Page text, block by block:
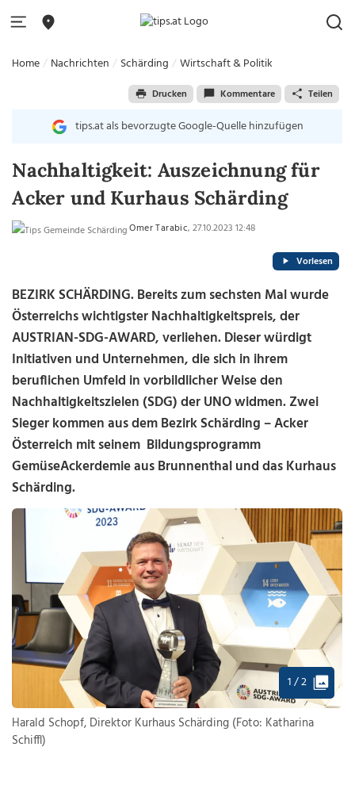
Home Nachrichten Schärding Wirtschaft & Politik
Drucken Kommentare Teilen
tips.at als bevorzugte Google-Quelle hinzufügen
Nachhaltigkeit: Auszeichnung für
Acker und Kurhaus Schärding
Omer Tarabic, 27.10.2023 12:48
Vorlesen
BEZIRK SCHÄRDING. Bereits zum sechsten Mal wurde
Österreichs wichtigster Nachhaltigkeitspreis, der
AUSTRIAN-SDG-AWARD, verliehen. Dieser würdigt
Initiativen und Unternehmen, die sich in ihrem
beruflichen Umfeld in vorbildlicher Weise den
Nachhaltigkeitszielen (SDG) der UNO widmen. Zwei
Sieger kommen aus dem Bezirk Schärding – Acker
Österreich mit seinem Bildungsprogramm
GemüseAckerdemie aus Brunnenthal und das Kurhaus
Schärding.
1 / 2
Harald Schopf, Direktor Kurhaus Schärding (Foto: Katharina
Schiffl)